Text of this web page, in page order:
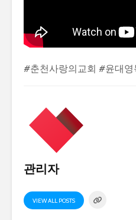
#춘천사랑의교회 #윤대영
관리자
VIEW ALL POSTS